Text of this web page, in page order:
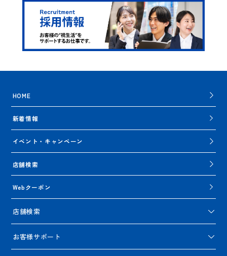
HOME
新着情報
イベント・キャンペーン
店舗検索
Webクーポン
店舗検索
お客様サポート